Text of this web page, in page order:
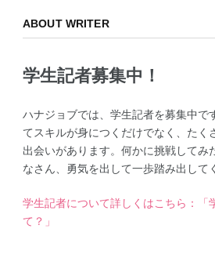
ABOUT WRITER
学生記者募集中！
ハナジョブでは、学生記者を募集中で
てスキルが身につくだけでなく、たく
出会いがあります。何かに挑戦してみ
なさん、勇気を出して一歩踏み出して
学生記者について詳しくはこちら：「
て？」